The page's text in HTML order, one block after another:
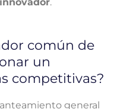
común de
un
competitivas?
general